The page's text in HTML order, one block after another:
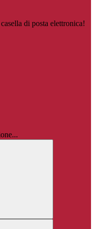
di posta elettronica!